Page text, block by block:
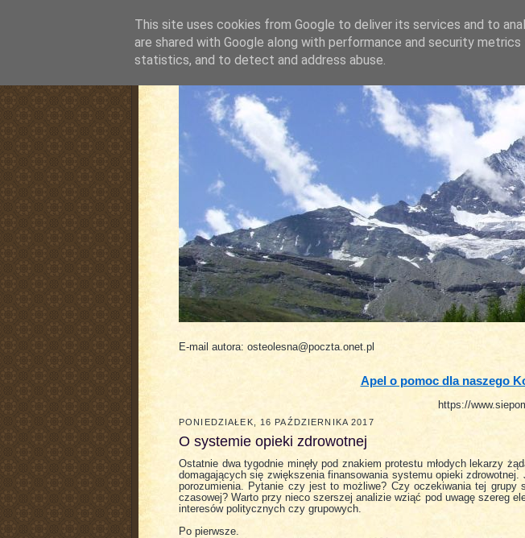
pluskiewicz.blogspot.com
E-mail autora: osteolesna@poczta.onet.pl
Apel o pomoc dla naszego
https://
PONIEDZIAŁEK, 16 PAŹDZIERNIKA 2017
O systemie opieki zdrowotnej
Ostatnie dwa tygodnie minęły pod znakiem protestu młodych lekarzy
domagających się zwiększenia finansowania systemu opieki zdrowotnej.
porozumienia. Pytanie czy jest to możliwe? Czy oczekiwania tej grupy
czasowej? Warto przy nieco szerszej analizie wziąć pod uwagę szereg
interesów politycznych czy grupowych.
Po pierwsze.
This site uses cookies from Google to deliver its services and to
are shared with Google along with performance and security
statistics, and to detect and address abuse.